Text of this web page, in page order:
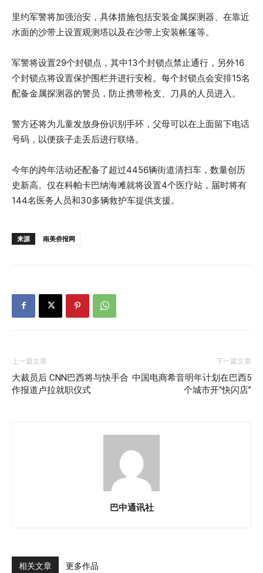
里约军警将加强治安，具体措施包括安装金属探测器、在靠近
水面的沙带上设置观测塔以及在沙带上安装帐篷等。
军警将设置29个封锁点，其中13个封锁点禁止通行，另外16
个封锁点将设置保护围栏并进行安检。每个封锁点会安排15名
配备金属探测器的警员，防止携带枪支、刀具的人员进入。
警方还将为儿童发放身份识别手环，父母可以在上面留下电话
号码，以便孩子走丢后进行联络。
今年的跨年活动还配备了超过4456辆街道清扫车，数量创历
史新高。仅在科帕卡巴纳海滩就将设置4个医疗站，届时将有
144名医务人员和30多辆救护车提供支援。
来源 南美侨报网
上一篇文章
大裁员后 CNN巴西将与快手合
作报道卢拉就职仪式
下一篇文章
中国电商希音明年计划在巴西5
个城市开“快闪店”
巴中通讯社
相关文章 更多作品